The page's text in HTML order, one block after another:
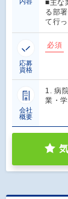
■主な
る部
て行
応募
資格
必須
会社
概要
1. 病
業・